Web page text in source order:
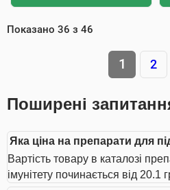
Показано 36 з 46
1 2
Поширені
Яка ціна на препарати для
Вартість товару в каталозі
імунітету починається від 20.1